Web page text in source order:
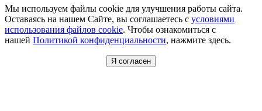
Мы используем файлы cookie для улучшения работы сайта.
Оставаясь на нашем Сайте, вы соглашаетесь с условиями
использования файлов cookie. Чтобы ознакомиться с
нашей Политикой конфиденциальности, нажмите здесь.
Я согласен